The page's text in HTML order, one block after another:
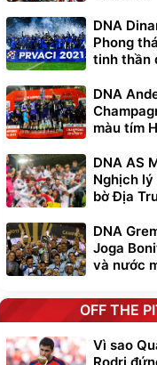
DNA
Phong
tinh thần
DNA
màu tím
DNA AS
Nghịch
bờ Địa
DNA
Joga
và nước
OFF THE
Vì sao